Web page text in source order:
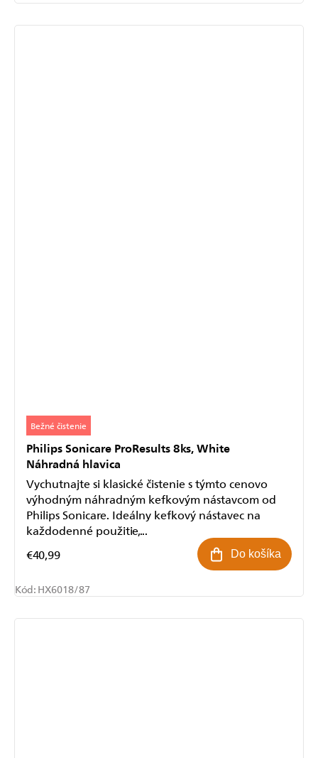
Bežné čistenie
Philips Sonicare ProResults 8ks, White
Náhradná hlavica
€40,99 Do košíka
Vychutnajte si klasické čistenie s týmto cenovo
výhodným náhradným kefkovým nástavcom od
Philips Sonicare. Ideálny kefkový nástavec na
každodenné použitie,...
Kód: HX6018/87